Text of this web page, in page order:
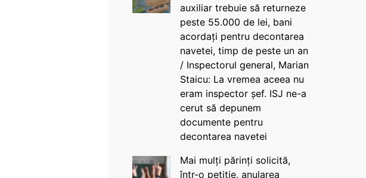
auxiliar trebuie să returneze
peste 55.000 de lei, bani
acordați pentru decontarea
navetei, timp de peste un an
/ Inspectorul general, Marian
Staicu: La vremea aceea nu
eram inspector șef. ISJ ne-a
cerut să depunem
documente pentru
decontarea navetei
Mai mulți părinți solicită,
într-o petiție, anularea